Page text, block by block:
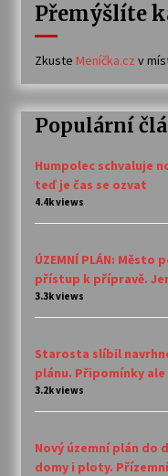
Přemýšlíte
Zkuste Meníčka.cz v
Populární
Humpolec schvaluje
teď je čas se ozvat
4.4k views
ÚZEMNÍ PLÁN:
přístup k přípravě.
3.3k views
Starosta slíbil
plánu. Připomínky
3.2k views
Nový územní plán
domy i ploty.